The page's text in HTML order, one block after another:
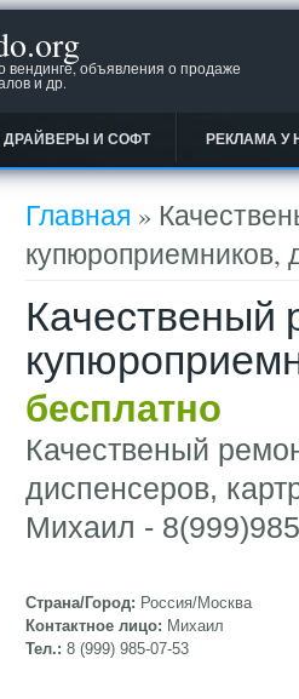
вендинге, объявления о продаже
и др.
ДРАЙВЕРЫ И СОФТ РЕКЛАМА У
Вы здесь
Главная »
купюроприемников,
Качественый
бесплатно
Качественый
диспенсеров,
Михаил -
Страна/Город: Россия/Москва
Контактное лицо: Михаил
Тел.: 8 (999) 985-07-53